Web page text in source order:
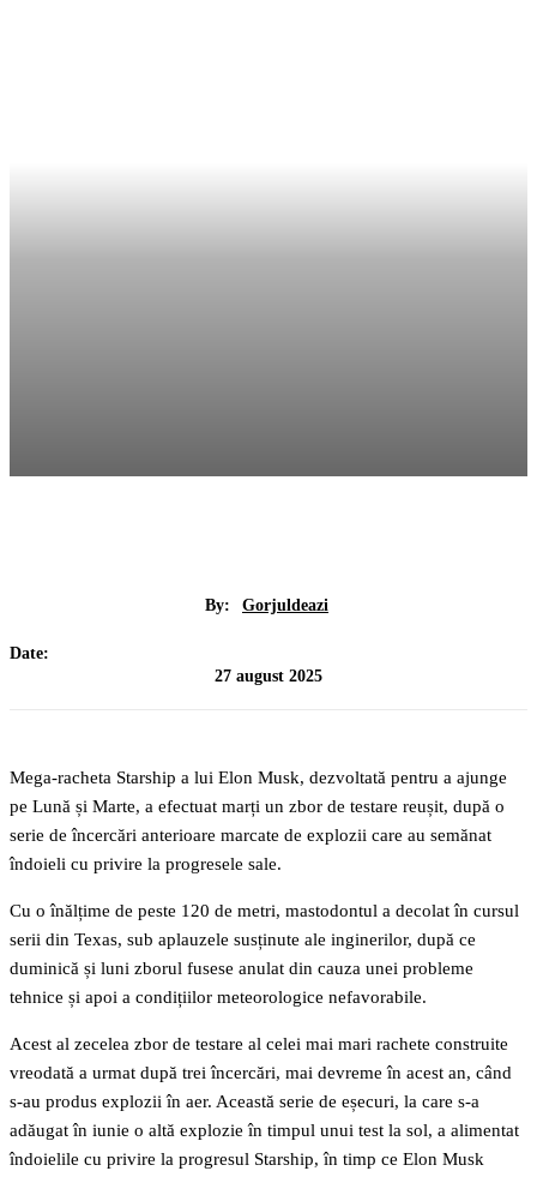
By: Gorjuldeazi
Date:
27 august 2025
Mega-racheta Starship a lui Elon Musk, dezvoltată pentru a ajunge
pe Lună și Marte, a efectuat marți un zbor de testare reușit, după o
serie de încercări anterioare marcate de explozii care au semănat
îndoieli cu privire la progresele sale.
Cu o înălțime de peste 120 de metri, mastodontul a decolat în cursul
serii din Texas, sub aplauzele susținute ale inginerilor, după ce
duminică și luni zborul fusese anulat din cauza unei probleme
tehnice și apoi a condițiilor meteorologice nefavorabile.
Acest al zecelea zbor de testare al celei mai mari rachete construite
vreodată a urmat după trei încercări, mai devreme în acest an, când
s-au produs explozii în aer. Această serie de eșecuri, la care s-a
adăugat în iunie o altă explozie în timpul unui test la sol, a alimentat
îndoielile cu privire la progresul Starship, în timp ce Elon Musk